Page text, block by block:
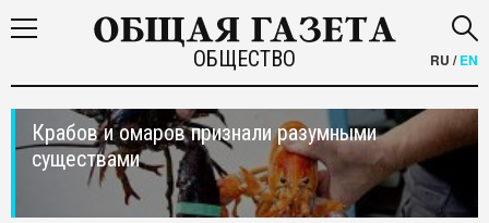
ОБЩЕСТВО RU /EN
Крабов и омаров признали разумными
существами